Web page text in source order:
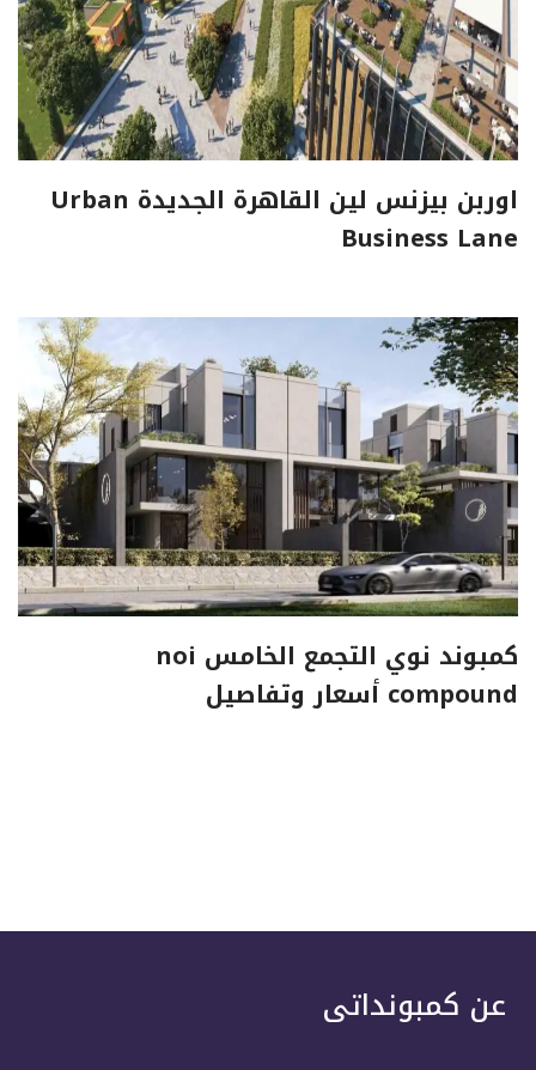
اوربن بيزنس لين القاهرة الجديدة Urban
Business Lane
كمبوند نوي التجمع الخامس noi
compound أسعار وتفاصيل
عن كمبونداتى